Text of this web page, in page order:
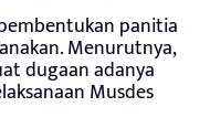
panitia
Menurutnya,
dugaan adanya
Musdes